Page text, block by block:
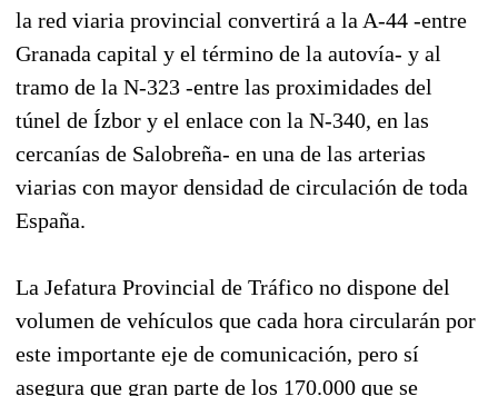
la red viaria provincial convertirá a la A-44 -entre
Granada capital y el término de la autovía- y al
tramo de la N-323 -entre las proximidades del
túnel de Ízbor y el enlace con la N-340, en las
cercanías de Salobreña- en una de las arterias
viarias con mayor densidad de circulación de toda
España.
La Jefatura Provincial de Tráfico no dispone del
volumen de vehículos que cada hora circularán por
este importante eje de comunicación, pero sí
asegura que gran parte de los 170.000 que se